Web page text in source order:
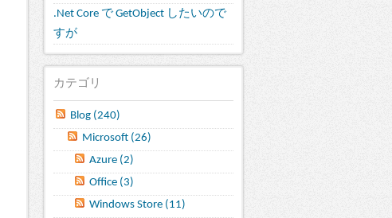
.Net Core で GetObject したいので
すが
カテゴリ
Blog (240)
Microsoft (26)
Azure (2)
Office (3)
Windows Store (11)